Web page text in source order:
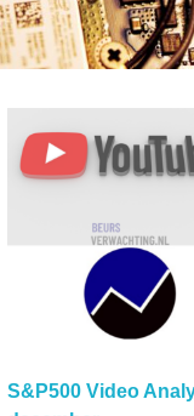
S&P500 Video